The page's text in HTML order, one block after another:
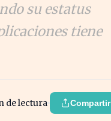
su estatus
tiene
de lectura Compartir